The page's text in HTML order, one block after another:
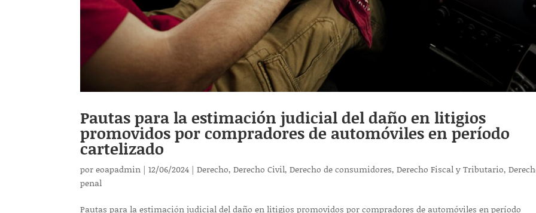
Pautas para la estimación judicial del daño en litigios
promovidos por compradores de automóviles en período
cartelizado
poreoapadmin |12/06/2024 |Derecho,Derecho Civil,Derecho de consumidores,Derecho Fiscal y Tributario,
penal
Pautas para la estimación judicial del daño en litigios promovidos por compradores de automóviles en período